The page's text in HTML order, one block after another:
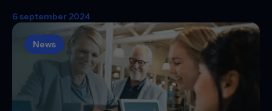
6 september 2024
News